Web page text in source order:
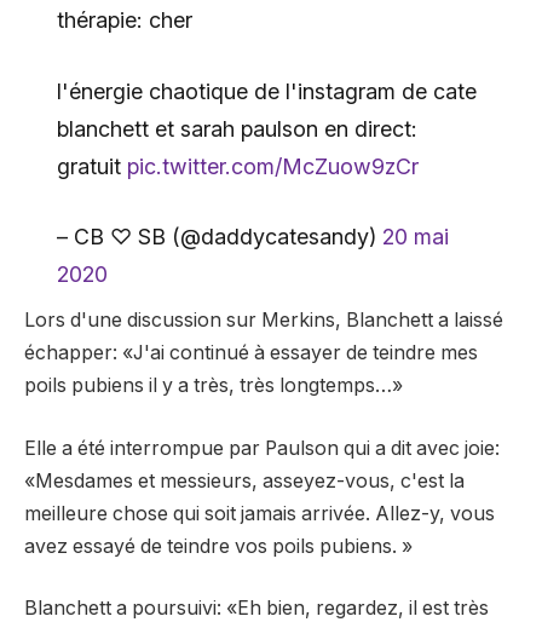
thérapie: cher
l'énergie chaotique de l'instagram de cate
blanchett et sarah paulson en direct:
gratuit pic.twitter.com/McZuow9zCr
– CB ♡ SB (@daddycatesandy) 20 mai
2020
Lors d'une discussion sur Merkins, Blanchett a laissé
échapper: «J'ai continué à essayer de teindre mes
poils pubiens il y a très, très longtemps…»
Elle a été interrompue par Paulson qui a dit avec joie:
«Mesdames et messieurs, asseyez-vous, c'est la
meilleure chose qui soit jamais arrivée. Allez-y, vous
avez essayé de teindre vos poils pubiens. »
Blanchett a poursuivi: «Eh bien, regardez, il est très